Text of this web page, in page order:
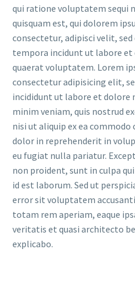
qui ratione voluptatem sequi
quisquam est, qui dolorem
consectetur, adipisci velit,
tempora incidunt ut labore et
quaerat voluptatem. Lorem
consectetur adipisicing elit,
incididunt ut labore et dolore
minim veniam, quis nostrud
nisi ut aliquip ex ea commodo
dolor in reprehenderit in
eu fugiat nulla pariatur.
non proident, sunt in culpa
id est laborum. Sed ut
error sit voluptatem
totam rem aperiam, eaque
veritatis et quasi architecto
explicabo.